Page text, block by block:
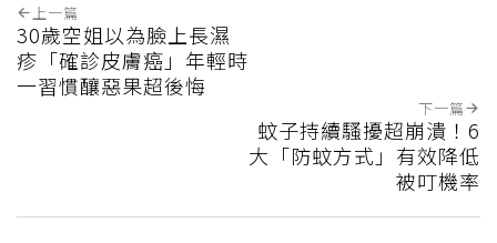
上一篇
30歲空姐以為臉上長濕
疹「確診皮膚癌」年輕時
一習慣釀惡果超後悔
下一篇
蚊子持續騷擾超崩潰！6
大「防蚊方式」有效降低
被叮機率